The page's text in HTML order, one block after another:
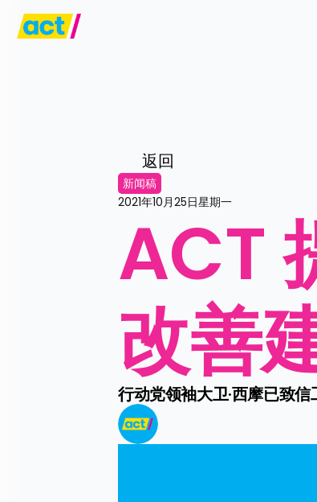
返回
新闻稿
2021年10月25日星期一
ACT
改善
行动党领袖大卫·西摩已致